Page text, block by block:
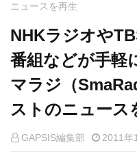
ニュースを再生
NHKラジオや
番組などが手軽
マラジ（
ストのニュース
GAPSIS編集部 2011年